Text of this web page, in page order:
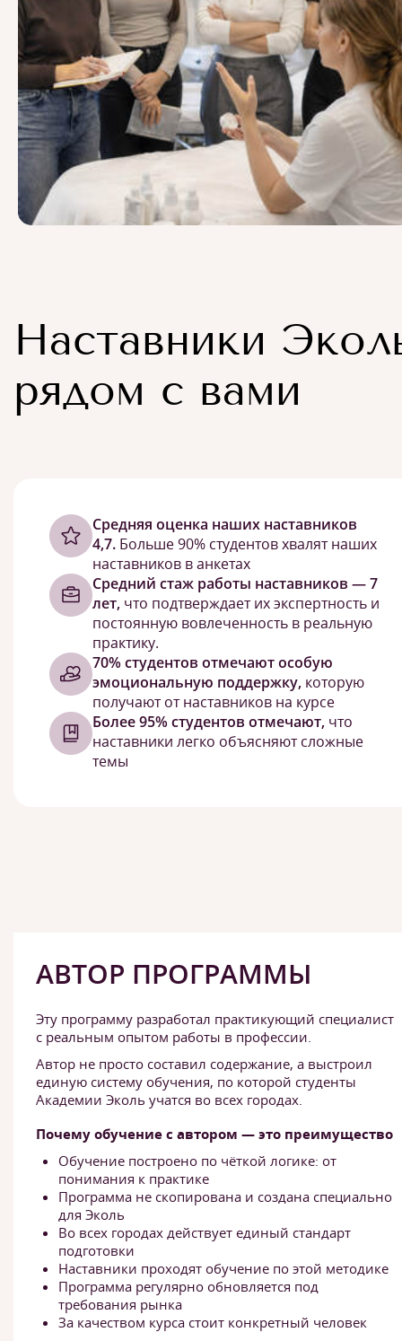
Наставники
рядом с вами
Cредняя оценка наших наставников
4,7. Больше 90% студентов хвалят наших
наставников в анкетах
Средний стаж работы наставников — 7
лет, что подтверждает их экспертность и
постоянную вовлеченность в реальную
практику.
70% студентов отмечают особую
эмоциональную поддержку, которую
получают от наставников на курсе
Более 95% студентов отмечают, что
наставники легко объясняют сложные
темы
АВТОР ПРОГРАММЫ
Эту программу разработал практикующий специалист
с реальным опытом работы в профессии.
Автор не просто составил содержание, а выстроил
единую систему обучения, по которой студенты
Академии Эколь учатся во всех городах.
Почему обучение с автором — это преимущество
Обучение построено по чёткой логике: от
понимания к практике
Программа не скопирована и создана специально
для Эколь
Во всех городах действует единый стандарт
подготовки
Наставники проходят обучение по этой методике
Программа регулярно обновляется под
требования рынка
За качеством курса стоит конкретный человек